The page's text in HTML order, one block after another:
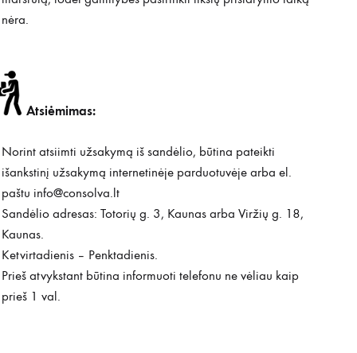
nėra.
Atsiėmimas:
Norint atsiimti užsakymą iš sandėlio, būtina pateikti
išankstinį užsakymą internetinėje parduotuvėje arba el.
paštu info@consolva.lt
Sandėlio adresas: Totorių g. 3, Kaunas arba Viržių g. 18,
Kaunas.
Ketvirtadienis – Penktadienis.
Prieš atvykstant būtina informuoti telefonu ne vėliau kaip
prieš 1 val.